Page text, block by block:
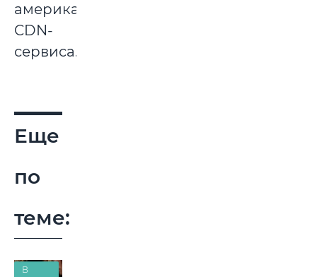
американского
CDN-
сервиса.
Еще
по
теме:
В